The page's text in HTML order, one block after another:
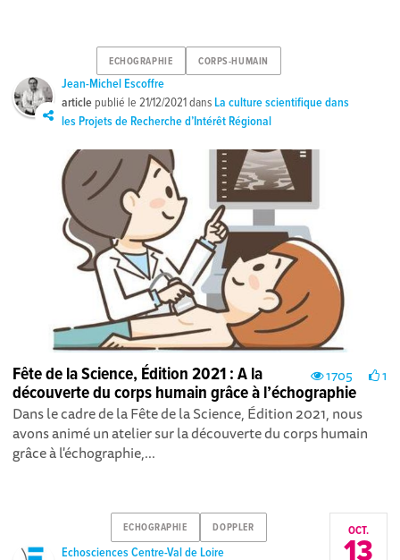
ECHOGRAPHIE CORPS-HUMAIN
Jean-Michel Escoffre
article publié le21/12/2021dansLa culture scientifique dans
les Projets de Recherche d’Intérêt Régional
1705 1
Fête de la Science, Édition 2021 : A la
découverte du corps humain grâce à l’échographie
Dans le cadre de la Fête de la Science, Édition 2021, nous
avons animé un atelier sur la découverte du corps humain
grâce à l'échographie,...
ECHOGRAPHIE DOPPLER
Echosciences Centre-Val de Loire
OCT.